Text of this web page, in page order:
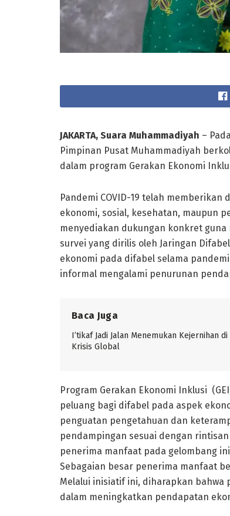
JAKARTA, Suara Muhammadiyah –
Pimpinan Pusat Muhammadiyah
dalam program Gerakan Ekonomi
Pandemi COVID-19 telah
ekonomi, sosial, kesehatan, maupun
menyediakan dukungan konkret
survei yang dirilis oleh Jaringan
ekonomi pada difabel selama
informal mengalami penurunan
Baca Juga
I’tikaf Jadi Jalan Menemukan Kejernihan di
Krisis Global
Program Gerakan Ekonomi Inklusi
peluang bagi difabel pada aspek
penguatan pengetahuan dan
pendampingan sesuai dengan
penerima manfaat pada gelombang
Sebagaian besar penerima manfaat
Melalui inisiatif ini, diharapkan bahwa
dalam meningkatkan pendapatan